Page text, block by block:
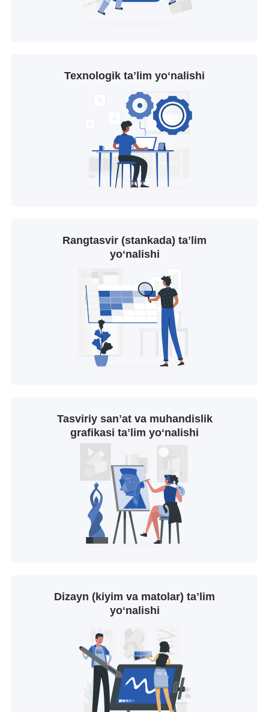
Texnologik taʼlim yoʻnalishi
Rangtasvir (stankada) taʼlim
yoʻnalishi
Tasviriy sanʼat va muhandislik
grafikasi taʼlim yoʻnalishi
Dizayn (kiyim va matolar) taʼlim
yoʻnalishi